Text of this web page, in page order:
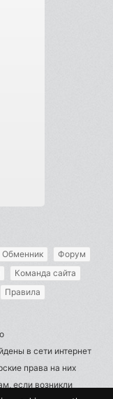
Обменник
Форум
Команда сайта
Правила
в сети интернет
права на них
если возникли